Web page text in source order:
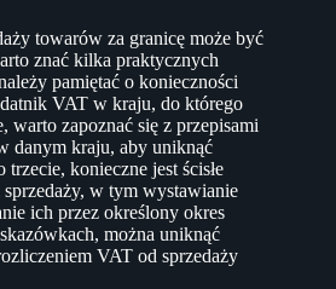
towarów za granicę może być
znać kilka praktycznych
pamiętać o konieczności
VAT w kraju, do którego
warto zapoznać się z przepisami
danym kraju, aby uniknąć
konieczne jest ścisłe
w tym wystawianie
ich przez określony okres
można uniknąć
VAT od sprzedaży